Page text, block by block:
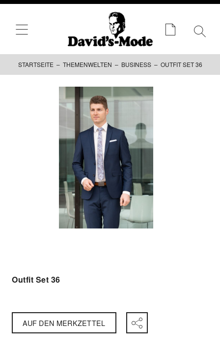
STARTSEITE – THEMENWELTEN – BUSINESS– OUTFIT SET 36
Outfit Set 36
AUF DEN MERKZETTEL